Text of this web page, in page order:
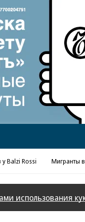
Реклама в «Ъ»
Balzi Rossi Мигранты
использования